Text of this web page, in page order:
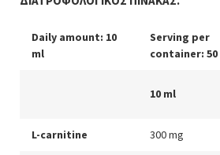
Daily amount: 10
ml
Serving per
container: 50
10 ml
L-carnitine 300 mg